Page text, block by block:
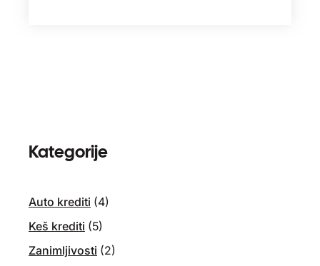
Kategorije
Auto krediti (4)
Keš krediti (5)
Zanimljivosti (2)